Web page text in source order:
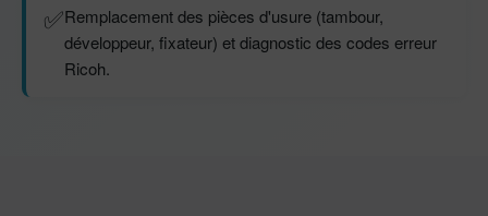
✅Remplacement des pièces d'usure (tambour,
développeur, fixateur) et diagnostic des codes erreur
Ricoh.